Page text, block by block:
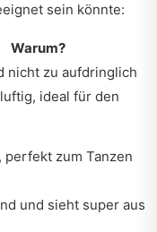
sein könnte:
Warum?
nicht zu aufdringlich
ideal für den
perfekt zum Tanzen
und sieht super aus